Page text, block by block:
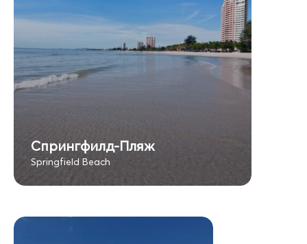
Спрингфилд-Пляж
Springfield Beach